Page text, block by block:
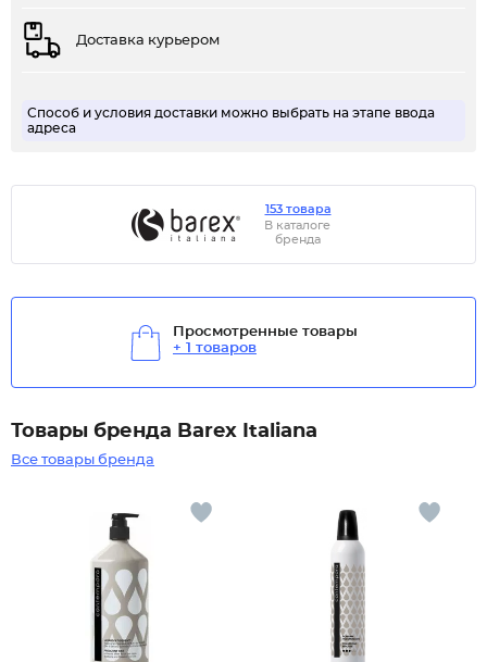
Доставка курьером
Способ и условия доставки можно выбрать на этапе ввода
адреса
153 товара
В каталоге
бренда
Просмотренные товары
+ 1 товаров
Товары бренда Barex Italiana
Все товары бренда